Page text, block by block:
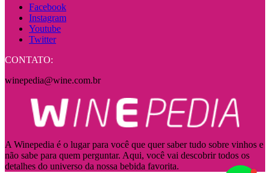
Facebook
Instagram
Youtube
Twitter
CONTATO:
winepedia@wine.com.br
A Winepedia é o lugar para você que quer saber tudo sobre vinhos e
não sabe para quem perguntar. Aqui, você vai descobrir todos os
detalhes do universo da nossa bebida favorita.